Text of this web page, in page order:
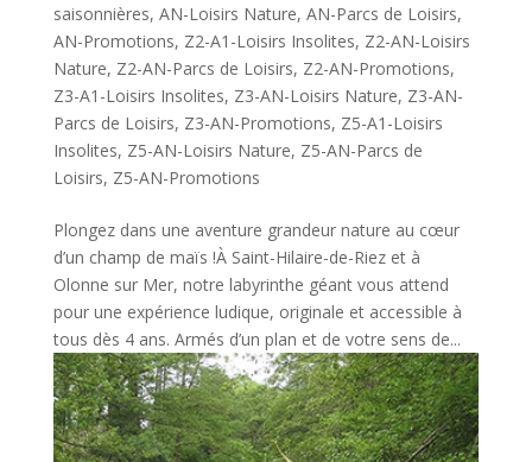
saisonnières, AN-Loisirs Nature, AN-Parcs de Loisirs,
AN-Promotions, Z2-A1-Loisirs Insolites, Z2-AN-Loisirs
Nature, Z2-AN-Parcs de Loisirs, Z2-AN-Promotions,
Z3-A1-Loisirs Insolites, Z3-AN-Loisirs Nature, Z3-AN-
Parcs de Loisirs, Z3-AN-Promotions, Z5-A1-Loisirs
Insolites, Z5-AN-Loisirs Nature, Z5-AN-Parcs de
Loisirs, Z5-AN-Promotions
Plongez dans une aventure grandeur nature au cœur
d’un champ de maïs !À Saint-Hilaire-de-Riez et à
Olonne sur Mer, notre labyrinthe géant vous attend
pour une expérience ludique, originale et accessible à
tous dès 4 ans. Armés d’un plan et de votre sens de...